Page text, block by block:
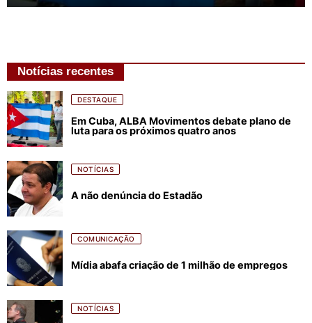
Notícias recentes
DESTAQUE
Em Cuba, ALBA Movimentos debate plano de
luta para os próximos quatro anos
NOTÍCIAS
A não denúncia do Estadão
COMUNICAÇÃO
Mídia abafa criação de 1 milhão de empregos
NOTÍCIAS